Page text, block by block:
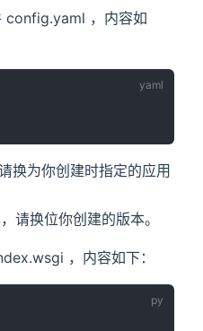
config.yaml ，内容如
换为你创建时指定的应用
请换位你创建的版本。
，内容如下：